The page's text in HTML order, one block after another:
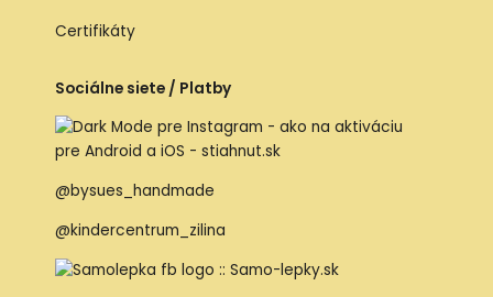
Certifikáty
Sociálne siete / Platby
@bysues_handmade
@kindercentrum_zilina